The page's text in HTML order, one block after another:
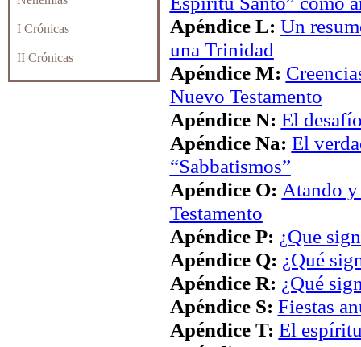
I Crónicas
II Crónicas
Apéndice L: Un
una Trinidad
Apéndice M:
Nuevo Testamento
Apéndice N: El
Apéndice Na: El
“Sabbatismos”
Apéndice O: Atando y
Testamento
Apéndice P: ¿Que
Apéndice Q: ¿Qué
Apéndice R: ¿Qué
Apéndice S: Fiestas
Apéndice T: El